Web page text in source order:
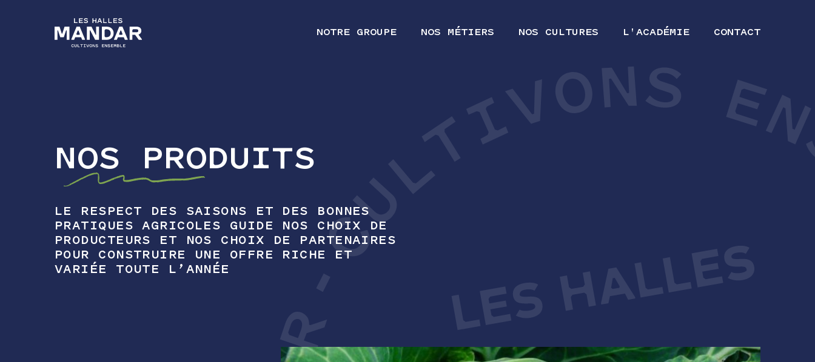
NOTRE GROUPE NOS MÉTIERS NOS CULTURES L'ACADÉMIE CONTACT
NOS PRODUITS
LE RESPECT DES SAISONS ET DES BONNES
PRATIQUES AGRICOLES GUIDE NOS CHOIX DE
PRODUCTEURS ET NOS CHOIX DE PARTENAIRES
POUR CONSTRUIRE UNE OFFRE RICHE ET
VARIÉE TOUTE L’ANNÉE